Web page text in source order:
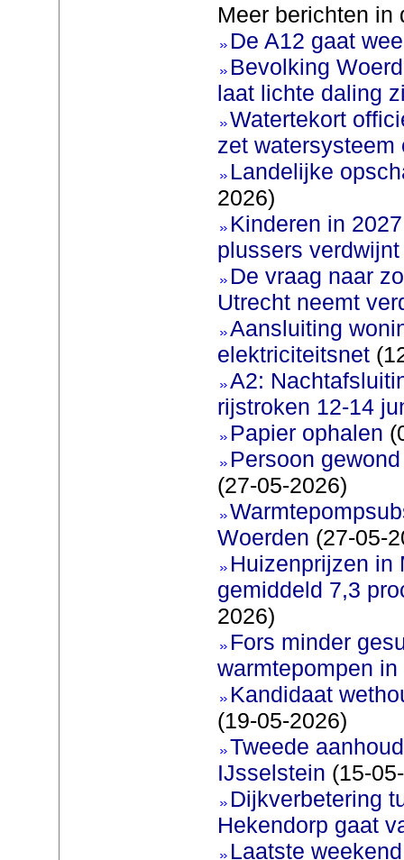
Meer berichten in
De A12 gaat
Bevolking
laat lichte daling
Watertekort
zet watersysteem
Landelijke
2026)
Kinderen in
plussers verdwijnt
De vraag naar
Utrecht neemt
Aansluiting
elektriciteitsnet
A2:
rijstroken 12-14
Papier ophalen
Persoon
(27-05-2026)
Woerden (27-05-
Huizenprijzen in
gemiddeld 7,3
2026)
Fors minder
warmtepompen in
Kandidaat
(19-05-2026)
Tweede
IJsselstein (15-
Dijkverbetering
Hekendorp gaat
Laatste